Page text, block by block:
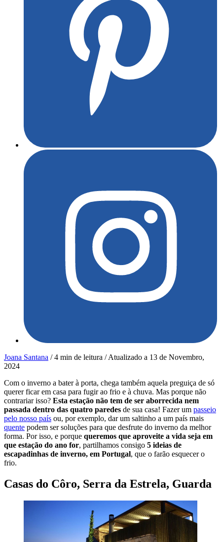
Joana Santana / 4 min de leitura /Atualizado a 13 de Novembro,
2024
Com o inverno a bater à porta, chega também aquela preguiça de só
querer ficar em casa para fugir ao frio e à chuva. Mas porque não
contrariar isso? Esta estação não tem de ser aborrecida nem
passada dentro das quatro paredes de sua casa! Fazer um passeio
pelo nosso país ou, por exemplo, dar um saltinho a um país mais
quente podem ser soluções para que desfrute do inverno da melhor
forma. Por isso, e porque queremos que aproveite a vida seja em
que estação do ano for, partilhamos consigo 5 ideias de
escapadinhas de inverno, em Portugal, que o farão esquecer o
frio.
Casas do Côro, Serra da Estrela, Guarda